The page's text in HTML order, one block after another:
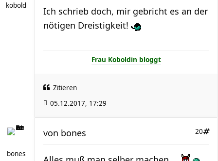
kobold
Ich schrieb doch, mir gebricht es an der
nötigen Dreistigkeit!
Frau Koboldin bloggt
Zitieren
05.12.2017, 17:29
bones
20
von bones